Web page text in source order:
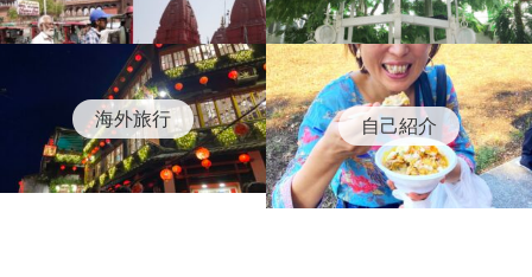
海外旅行 自己紹介